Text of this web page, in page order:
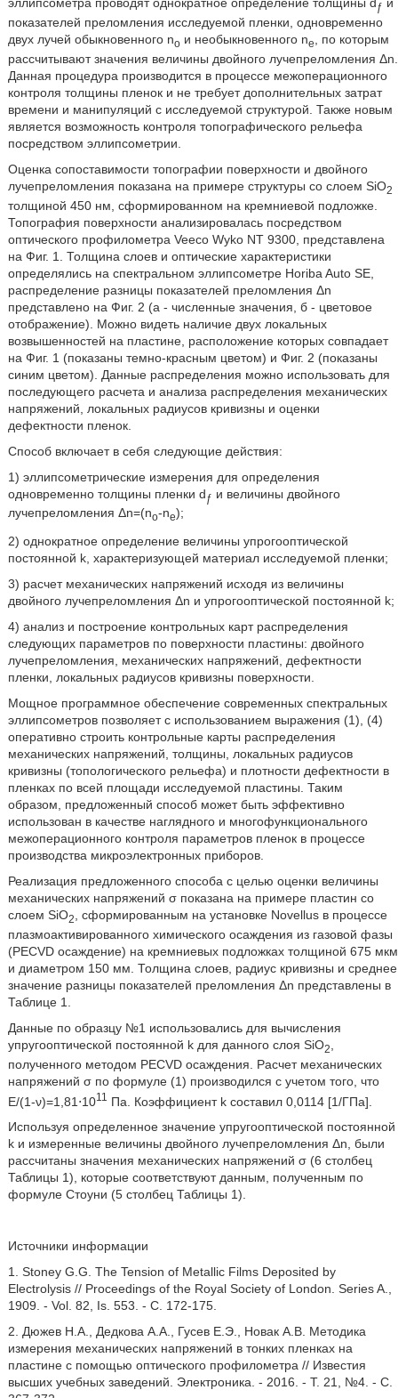
ƒ
показателей преломления исследуемой пленки, одновременно
двух лучей обыкновенного no и необыкновенного ne
, по которым
рассчитывают значения величины двойного лучепреломления Δn.
Данная процедура производится в процессе межоперационного
контроля толщины пленок и не требует дополнительных затрат
времени и манипуляций с исследуемой структурой. Также новым
является возможность контроля топографического рельефа
посредством эллипсометрии.
Оценка сопоставимости топографии поверхности и двойного
лучепреломления показана на примере структуры со слоем SiO2
толщиной 450 нм, сформированном на кремниевой подложке.
Топография поверхности анализировалась посредством
оптического профилометра Veeco Wyko NT 9300, представлена
на Фиг. 1. Толщина слоев и оптические характеристики
определялись на спектральном эллипсометре Horiba Auto SE,
распределение разницы показателей преломления Δn
представлено на Фиг. 2 (а - численные значения, б - цветовое
отображение). Можно видеть наличие двух локальных
возвышенностей на пластине, расположение которых совпадает
на Фиг. 1 (показаны темно-красным цветом) и Фиг. 2 (показаны
синим цветом). Данные распределения можно использовать для
последующего расчета и анализа распределения механических
напряжений, локальных радиусов кривизны и оценки
дефектности пленок.
Способ включает в себя следующие действия:
1) эллипсометрические измерения для определения
одновременно толщины пленки dƒ и величины двойного
лучепреломления Δn=(no-ne);
2) однократное определение величины упрогооптической
постоянной k, характеризующей материал исследуемой пленки;
3) расчет механических напряжений исходя из величины
двойного лучепреломления Δn и упрогооптической постоянной k;
4) анализ и построение контрольных карт распределения
следующих параметров по поверхности пластины: двойного
лучепреломления, механических напряжений, дефектности
пленки, локальных радиусов кривизны поверхности.
Мощное программное обеспечение современных спектральных
эллипсометров позволяет с использованием выражения (1), (4)
оперативно строить контрольные карты распределения
механических напряжений, толщины, локальных радиусов
кривизны (топологического рельефа) и плотности дефектности в
пленках по всей площади исследуемой пластины. Таким
образом, предложенный способ может быть эффективно
использован в качестве наглядного и многофункционального
межоперационного контроля параметров пленок в процессе
производства микроэлектронных приборов.
Реализация предложенного способа с целью оценки величины
механических напряжений σ показана на примере пластин со
слоем SiO2
, сформированным на установке Novellus в процессе
плазмоактивированного химического осаждения из газовой фазы
(PECVD осаждение) на кремниевых подложках толщиной 675 мкм
и диаметром 150 мм. Толщина слоев, радиус кривизны и среднее
значение разницы показателей преломления Δn представлены в
Таблице 1.
Данные по образцу №1 использовались для вычисления
упругооптической постоянной k для данного слоя SiO2
полученного методом PECVD осаждения. Расчет механических
напряжений σ по формуле (1) производился с учетом того, что
E/(1-ν)=1,81⋅1011
Па. Коэффициент k составил 0,0114 [1/ГПа].
Используя определенное значение упругооптической постоянной
k и измеренные величины двойного лучепреломления Δn, были
рассчитаны значения механических напряжений σ (6 столбец
Таблицы 1), которые соответствуют данным, полученным по
формуле Стоуни (5 столбец Таблицы 1).
Источники информации
1. Stoney G.G. The Tension of Metallic Films Deposited by
Electrolysis // Proceedings of the Royal Society of London. Series A.,
1909. - Vol. 82, Is. 553. - C. 172-175.
2. Дюжев H.A., Дедкова A.A., Гусев Е.Э., Новак А.В. Методика
измерения механических напряжений в тонких пленках на
пластине с помощью оптического профилометра // Известия
высших учебных заведений. Электроника. - 2016. - Т. 21, №4. - С.